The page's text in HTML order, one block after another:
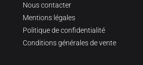
Nous contacter
Mentions légales
Politique de confidentialité
Conditions générales de vente